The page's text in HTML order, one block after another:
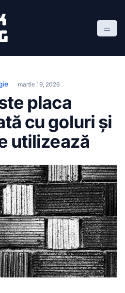
martie 19, 2026
placa
cu goluri și
utilizează